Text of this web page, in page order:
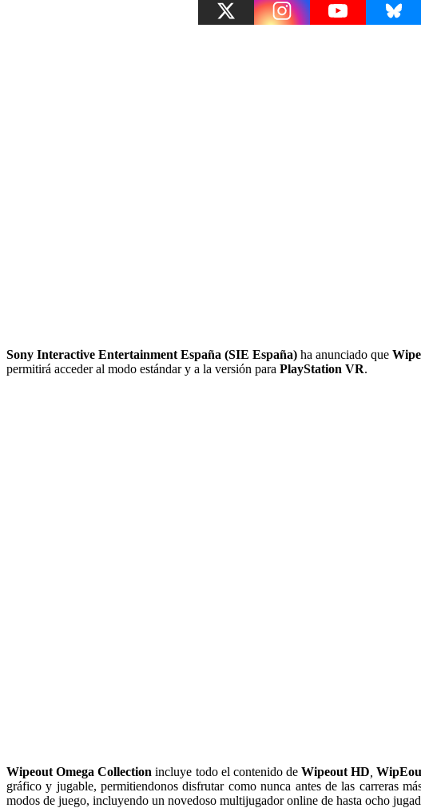
Sony Interactive Entertainment España (SIE España) ha anunciado que
permitirá acceder al modo estándar y a la versión para PlayStation VR.
Wipeout Omega Collection incluye todo el contenido deWipeout HD ,
gráfico y jugable, permitiendonos disfrutar como nunca antes de las carreras
modos de juego, incluyendo un novedoso multijugador online de hasta ocho